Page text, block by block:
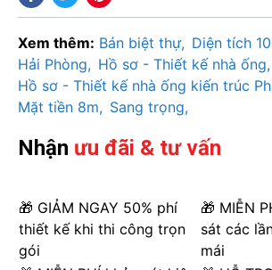
Xem thêm: Bán biệt thự
Diện tích
Hải Phòng
Hồ sơ - Thiết kế nhà ống
Hồ sơ - Thiết kế nhà ống kiến trúc
Mặt tiền 8m
Sang trọng
Nhận ưu đãi & tư vấn
🎁 GIẢM NGAY 50% phí
thiết kế khi thi công trọn
gói
🎁 MIỄN
sát các
mái